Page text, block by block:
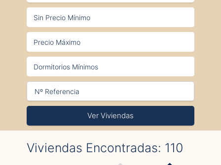
Ver Viviendas
Viviendas Encontradas: 110